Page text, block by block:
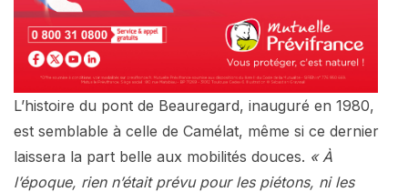
L’histoire du pont de Beauregard, inauguré en 1980,
est semblable à celle de Camélat, même si ce dernier
laissera la part belle aux mobilités douces. « À
l’époque, rien n’était prévu pour les piétons, ni les